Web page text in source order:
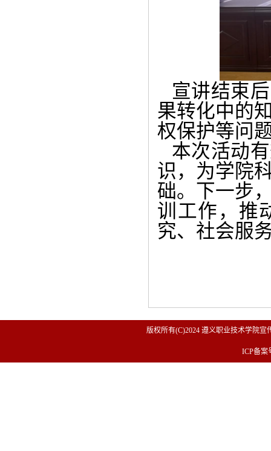
宣讲结束
果转化中的
权保护等问
本次活动
识，为学院
础。下一步
训工作，推
究、社会服
版权所有(C)2024 遵义职业技术学院宣
ICP备案